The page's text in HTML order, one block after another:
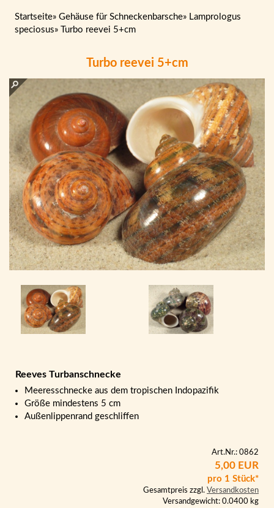
Startseite» Gehäuse für Schneckenbarsche» Lamprologus
speciosus» Turbo reevei 5+cm
Turbo reevei 5+cm
Reeves Turbanschnecke
Meeresschnecke aus dem tropischen Indopazifik
Größe mindestens 5 cm
Außenlippenrand geschliffen
Art.Nr.: 0862
5,00 EUR
pro 1 Stück*
Gesamtpreis zzgl. Versandkosten
Versandgewicht: 0.0400 kg